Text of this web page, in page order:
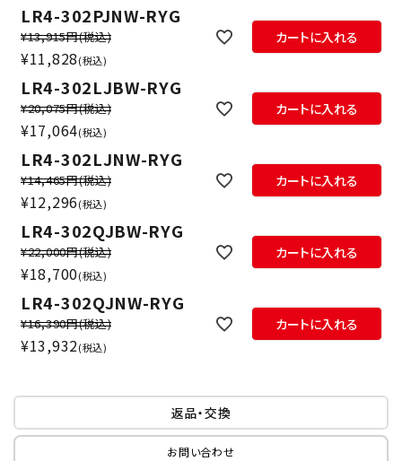
LR4-302PJNW-RYG
¥13,915円(税込)
¥11,828 税込
カートに入れる
LR4-302LJBW-RYG
¥20,075円(税込)
¥17,064 税込
カートに入れる
LR4-302LJNW-RYG
¥14,465円(税込)
¥12,296 税込
カートに入れる
LR4-302QJBW-RYG
¥22,000円(税込)
¥18,700 税込
カートに入れる
LR4-302QJNW-RYG
¥16,390円(税込)
¥13,932 税込
カートに入れる
返品・交換
お問い合わせ